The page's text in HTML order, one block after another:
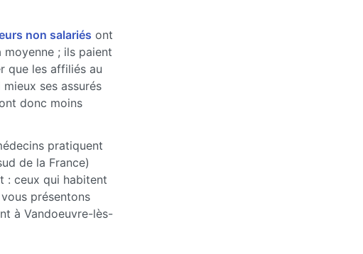
non salariés ont
; ils paient
que les affiliés au
ses assurés
donc moins
pratiquent
de la France)
: ceux qui habitent
présentons
à Vandoeuvre-lès-